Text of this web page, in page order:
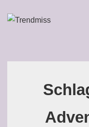
Zum
Navigation